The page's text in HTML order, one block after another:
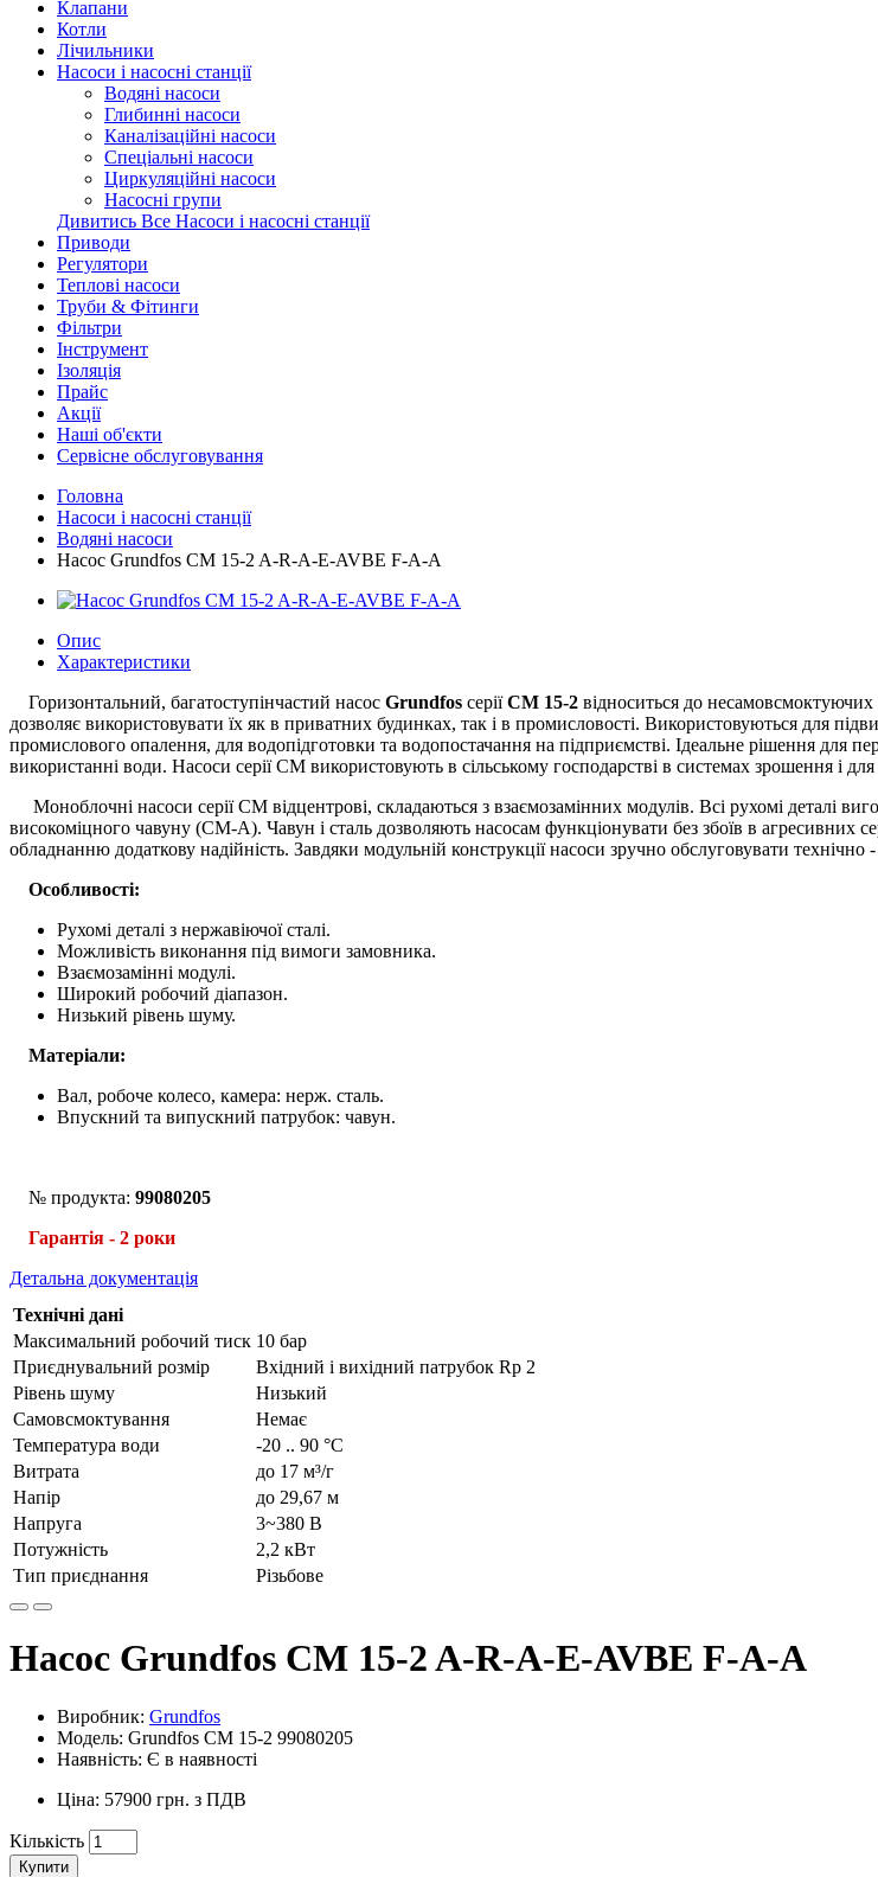
Клапани
Котли
Лічильники
Насоси і насосні станції
Водяні насоси
Глибинні насоси
Каналізаційні насоси
Спеціальні насоси
Циркуляційні насоси
Насосні групи
Дивитись Все Насоси і насосні станції
Приводи
Регулятори
Теплові насоси
Труби & Фітинги
Фільтри
Інструмент
Ізоляція
Прайс
Акції
Наші об'єкти
Сервісне обслуговування
Головна
Насоси і насосні станції
Водяні насоси
Насос Grundfos CM 15-2 A-R-A-E-AVBE F-A-A
Опис
Характеристики
Горизонтальний, багатоступінчастий насос Grundfos серіїCM 15-2 відноситься до несамовсмоктуючих
дозволяє використовувати їх як в приватних будинках, так і в промисловості. Використовуються для
промислового опалення, для водопідготовки та водопостачання на підприємстві. Ідеальне рішення для
використанні води. Насоси серії СМ використовують в сільському господарстві в системах зрошення і
Моноблочні насоси серії CM відцентрові, складаються з взаємозамінних модулів. Всі рухомі деталі
високоміцного чавуну (СМ-А). Чавун і сталь дозволяють насосам функціонувати без збоїв в
обладнанню додаткову надійність. Завдяки модульній конструкції насоси зручно обслуговувати
Особливості:
Рухомі деталі з нержавіючої сталі.
Можливість виконання під вимоги замовника.
Взаємозамінні модулі.
Широкий робочий діапазон.
Низький рівень шуму.
Матеріали:
Вал, робоче колесо, камера: нерж. сталь.
Впускний та випускний патрубок: чавун.
№ продукта: 99080205
Гарантія - 2 роки
Детальна документація
Технічні дані
Максимальний робочий тиск 10 бар
Приєднувальний розмір
Вхідний і вихідний патрубок Rp 2
Рівень шуму
Низький
Самовсмоктування
Немає
Температура води
-20 .. 90 °C
Витрата
до 17 м³/г
Напір
до 29,67 м
Напруга
3~380 В
Потужність
2,2 кВт
Тип приєднання
Різьбове
Насос Grundfos CM 15-2 A-R-A-E-AVBE F-A-A
Виробник: Grundfos
Модель: Grundfos CM 15-2 99080205
Наявність: Є в наявності
Ціна: 57900 грн. з ПДВ
Кількість
Купити